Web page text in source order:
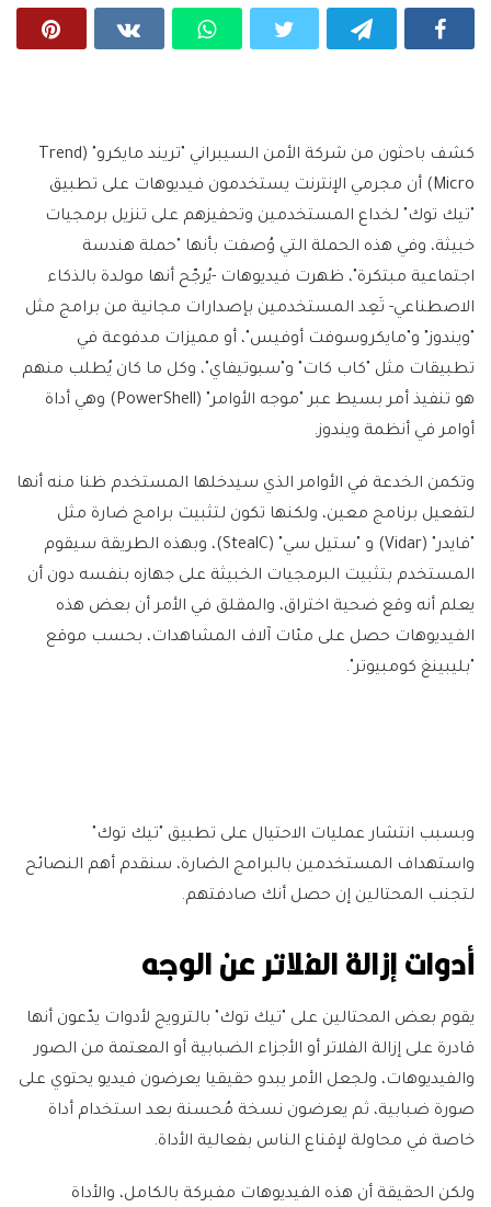
كشف باحثون من شركة الأمن السيبراني "تريند مايكرو" (Trend
Micro) أن مجرمي الإنترنت يستخدمون فيديوهات على تطبيق
"تيك توك" لخداع المستخدمين وتحفيزهم على تنزيل برمجيات
خبيثة، وفي هذه الحملة التي وُصفت بأنها "حملة هندسة
اجتماعية مبتكرة"، ظهرت فيديوهات -يُرجّح أنها مولدة بالذكاء
الاصطناعي- تَعِد المستخدمين بإصدارات مجانية من برامج مثل
"ويندوز" و"مايكروسوفت أوفيس"، أو مميزات مدفوعة في
تطبيقات مثل "كاب كات" و"سبوتيفاي"، وكل ما كان يُطلب منهم
هو تنفيذ أمر بسيط عبر "موجه الأوامر" (PowerShell) وهي أداة
أوامر في أنظمة ويندوز.
وتكمن الخدعة في الأوامر الذي سيدخلها المستخدم ظنا منه أنها
لتفعيل برنامج معين، ولكنها تكون لتثبيت برامج ضارة مثل
"فايدر" (Vidar) و "ستيل سي" (StealC)، وبهذه الطريقة سيقوم
المستخدم بتثبيت البرمجيات الخبيثة على جهازه بنفسه دون أن
يعلم أنه وقع ضحية اختراق، والمقلق في الأمر أن بعض هذه
الفيديوهات حصل على مئات آلاف المشاهدات، بحسب موقع
"بليبينغ كومبيوتر".
وبسبب انتشار عمليات الاحتيال على تطبيق "تيك توك"
واستهداف المستخدمين بالبرامج الضارة، سنقدم أهم النصائح
لتجنب المحتالين إن حصل أنك صادفتهم.
أدوات إزالة الفلاتر عن الوجه
يقوم بعض المحتالين على "تيك توك" بالترويج لأدوات يدّعون أنها
قادرة على إزالة الفلاتر أو الأجزاء الضبابية أو المعتمة من الصور
والفيديوهات، ولجعل الأمر يبدو حقيقيا يعرضون فيديو يحتوي على
صورة ضبابية، ثم يعرضون نسخة مُحسنة بعد استخدام أداة
خاصة في محاولة لإقناع الناس بفعالية الأداة.
ولكن الحقيقة أن هذه الفيديوهات مفبركة بالكامل، والأداة